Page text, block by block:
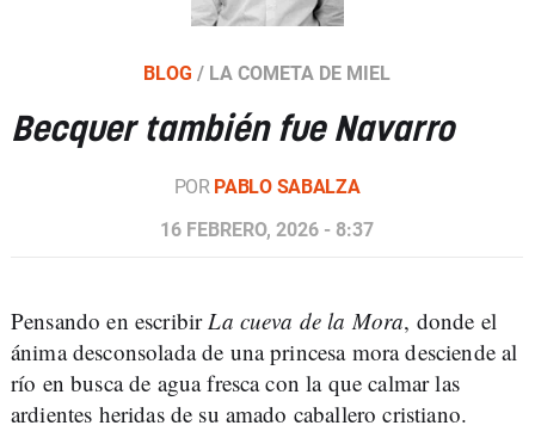
BLOG / LA COMETA DE MIEL
Becquer también fue Navarro
POR PABLO SABALZA
16 FEBRERO, 2026 - 8:37
Pensando en escribir La cueva de la Mora, donde el
ánima desconsolada de una princesa mora desciende al
río en busca de agua fresca con la que calmar las
ardientes heridas de su amado caballero cristiano.